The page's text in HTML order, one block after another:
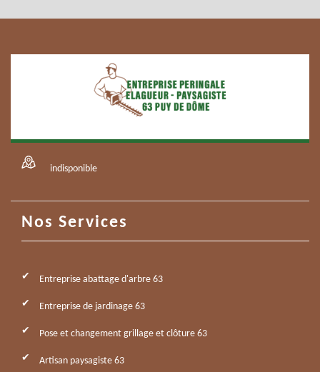
indisponible
Nos Services
Entreprise abattage d'arbre 63
Entreprise de jardinage 63
Pose et changement grillage et clôture 63
Artisan paysagiste 63